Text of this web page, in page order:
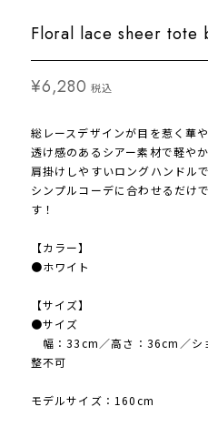
Floral lace sheer
¥6,280 税込
総レースデザインが目を惹く華
透け感のあるシアー素材で軽や
肩掛けしやすいロングハンドル
シンプルコーデに合わせるだけ
す！
【カラー】
●ホワイト
【サイズ】
●サイズ
幅：33cm／高さ：36cm／シ
整不可
モデルサイズ：160cm